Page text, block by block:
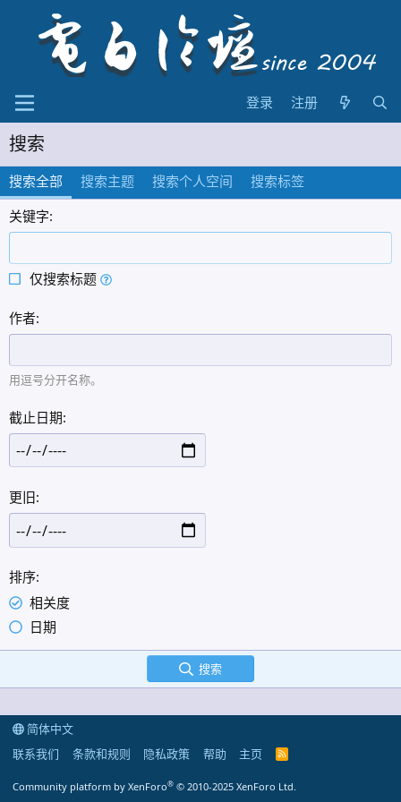
登录 注册
搜索
搜索全部 搜索主题 搜索个人空间
搜索标签
关键字
仅搜索标题
作者
用逗号分开名称。
截止日期
更旧
排序
相关度
日期
搜索
简体中文
联系我们
条款和规则 隐私政策 帮助 主页
R
Community platform by XenForo® © 2010-2025 XenForo Ltd.